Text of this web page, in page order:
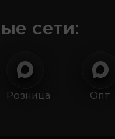
сети:
Розница Опт